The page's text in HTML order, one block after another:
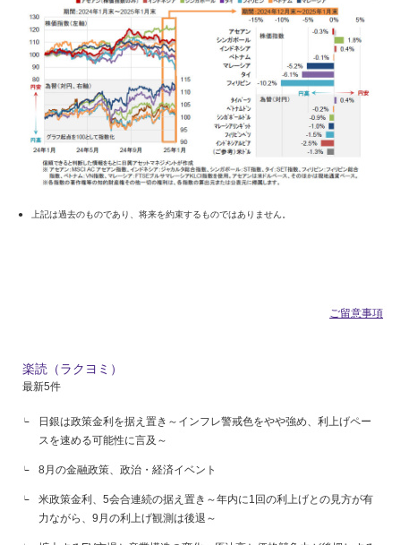
楽読（ラクヨミ）
最新5件
日銀は政策金利を据え置き～インフレ警戒色をやや強め、利上げペー
スを速める可能性に言及～
8月の金融政策、政治・経済イベント
米政策金利、5会合連続の据え置き～年内に1回の利上げとの見方が有
力ながら、9月の利上げ観測は後退～
上記は過去のものであり、将来を約束するものではありません。
ご留意事項